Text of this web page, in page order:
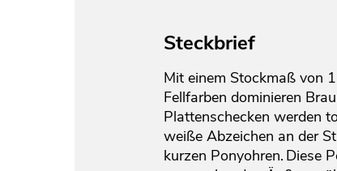
Steckbrief
Mit einem Stockmaß von
Fellfarben dominieren
Plattenschecken werden
weiße Abzeichen an der
kurzen Ponyohren. Diese